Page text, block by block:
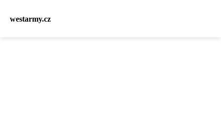
westarmy.cz